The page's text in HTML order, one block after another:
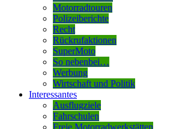
Motorradtouren
Polizeiberichte
Recht
Rückrufaktionen
SuperMoto
So nebenbei…
Werbung
Wirtschaft und Politik
Interessantes
Ausflugziele
Fahrschulen
Freie Motorradwerkstätten